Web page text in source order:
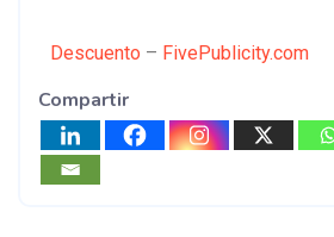
Descuento – FivePublicity.com
Compartir